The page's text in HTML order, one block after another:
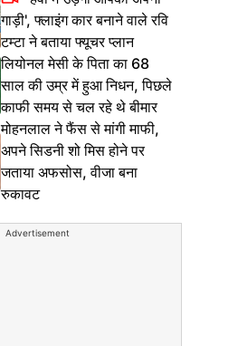
गाड़ी', फ्लाइंग कार बनाने वाले रवि
टम्टा ने बताया फ्यूचर प्लान
लियोनल मेसी के पिता का 68
साल की उम्र में हुआ निधन, पिछले
काफी समय से चल रहे थे बीमार
मोहनलाल ने फैंस से मांगी माफी,
अपने सिडनी शो मिस होने पर
जताया अफसोस, वीजा बना
रुकावट
Advertisement